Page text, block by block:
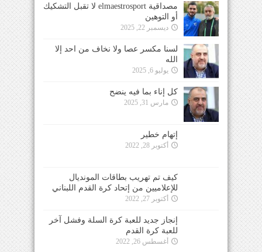
مصداقية elmaestrosport لا تقبل التشكيك
أو التوهين
ديسمبر 22, 2025
لسنا مكسر عصا ولا نخاف من احد إلا
الله
يوليو 6, 2025
كل إناء بما فيه ينضح
مارس 31, 2025
إتهام خطير
أكتوبر 28, 2022
كيف تم تهريب بطاقات المونديال
للإعلاميين من إتحاد كرة القدم اللبناني
أكتوبر 27, 2022
إنجاز جديد للعبة كرة السلة وفشل آخر
للعبة كرة القدم
أغسطس 26, 2022